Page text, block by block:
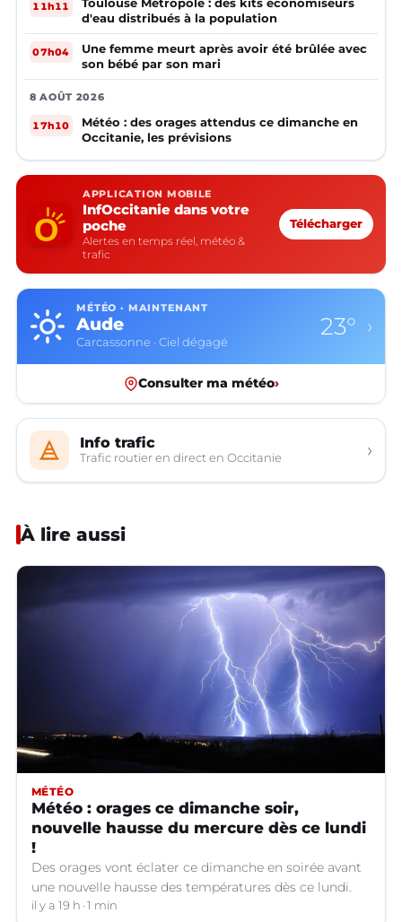
11h11
Toulouse Métropole : des kits économiseurs
d'eau distribués à la population
07h04
Une femme meurt après avoir été brûlée avec
son bébé par son mari
8 AOÛT 2026
17h10
Météo : des orages attendus ce dimanche en
Occitanie, les prévisions
APPLICATION MOBILE
InfOccitanie dans votre
poche
Alertes en temps réel, météo &
trafic
Télécharger
MÉTÉO · MAINTENANT
Aude
Carcassonne · Ciel dégagé
23° ›
Consulter ma météo›
Info trafic
Trafic routier en direct en Occitanie ›
À lire aussi
MÉTÉO
Météo : orages ce dimanche soir,
nouvelle hausse du mercure dès ce lundi
!
Des orages vont éclater ce dimanche en soirée avant
une nouvelle hausse des températures dès ce lundi.
il y a 19 h 1 min